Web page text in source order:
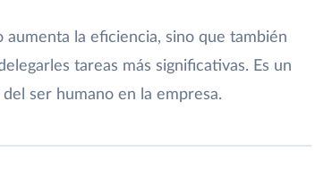
la eficiencia, sino que también
tareas más significativas. Es un
ser humano en la empresa.